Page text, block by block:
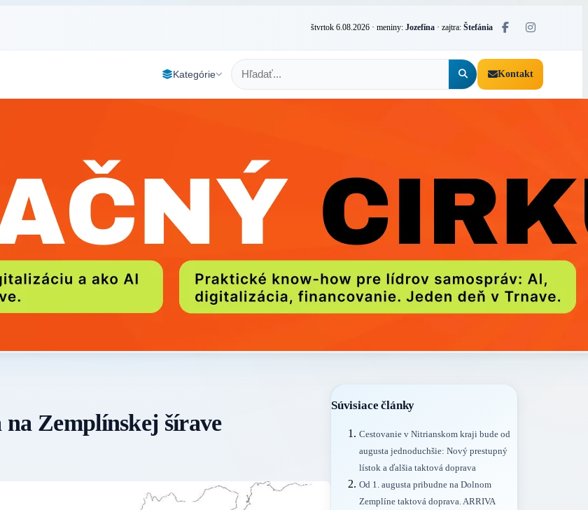
štvrtok 6.08.2026 · meniny: Jozefína · zajtra: Štefánia
Kategórie Kontakt
Zemplínskej šírave
Súvisiace články
Cestovanie v Nitrianskom kraji bude od
augusta jednoduchšie: Nový prestupný
lístok a ďalšia taktová doprava
Od 1. augusta pribudne na Dolnom
Zemplíne taktová doprava. ARRIVA